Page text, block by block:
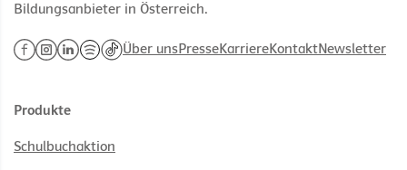
Bildungsanbieter in Österreich.
Über unsPresseKarriereKontaktNewsletter
Produkte
Schulbuchaktion